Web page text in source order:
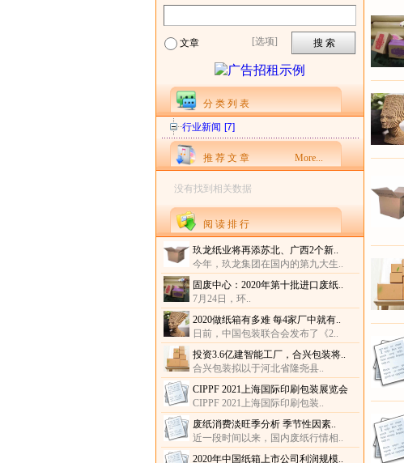
文章 [选项]
分 类 列 表
行业新闻 [7]
推 荐 文 章 More...
没有找到相关数据
阅 读 排 行
玖龙纸业将再添苏北、广西2个新..
今年，玖龙集团在国内的第九大生..
固废中心：2020年第十批进口废纸..
7月24日，环..
2020做纸箱有多难 每4家厂中就有..
日前，中国包装联合会发布了《2..
投资3.6亿建智能工厂，合兴包装将..
合兴包装拟以于河北省隆尧县..
CIPPF 2021上海国际印刷包装展览会
CIPPF 2021上海国际印刷包装..
废纸消费淡旺季分析 季节性因素..
近一段时间以来，国内废纸行情相..
2020年中国纸箱上市公司利润规模..